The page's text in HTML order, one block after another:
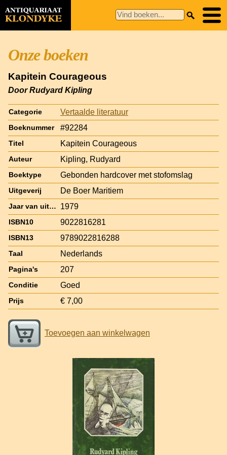
Onze boeken
Kapitein Courageous
Door Rudyard Kipling
Categorie Vertaalde literatuur
Boeknummer #92284
Titel Kapitein Courageous
Auteur Kipling, Rudyard
Boektype Gebonden hardcover met stofomslag
Uitgeverij De Boer Maritiem
Jaar van uitgave 1979
ISBN10 9022816281
ISBN13 9789022816288
Taal Nederlands
Pagina's 207
Conditie Goed
Prijs € 7,00
Toevoegen aan winkelwagen